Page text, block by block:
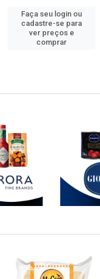
Faça seu login ou
cadastre-se para
ver preços e
comprar